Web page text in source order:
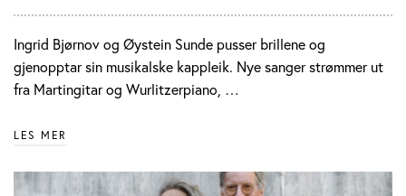
Ingrid Bjørnov og Øystein Sunde pusser brillene og
gjenopptar sin musikalske kappleik. Nye sanger strømmer ut
fra Martingitar og Wurlitzerpiano, …
LES MER